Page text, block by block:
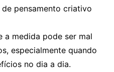
pensamento criativo
a medida pode ser mal
especialmente quando
no dia a dia.